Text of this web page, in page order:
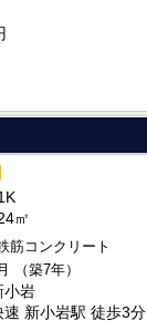
㎡
筋コンクリート
（築7年）
小岩
速 新小岩駅 徒歩3分